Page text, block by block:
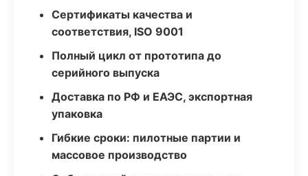
Сертификаты качества и
соответствия, ISO 9001
Полный цикл от прототипа до
серийного выпуска
Доставка по РФ и ЕАЭС, экспортная
упаковка
Гибкие сроки: пилотные партии и
массовое производство